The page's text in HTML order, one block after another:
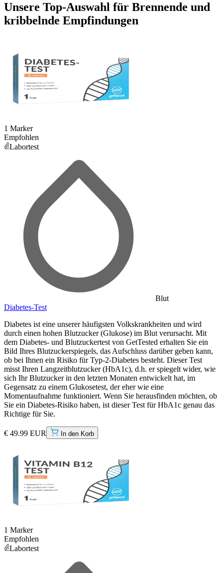
Unsere Top-Auswahl für Brennende und
kribbelnde Empfindungen
1 Marker
Empfohlen
Labortest
Blut
Diabetes-Test
Diabetes ist eine unserer häufigsten Volkskrankheiten und wird
durch einen hohen Blutzucker (Glukose) im Blut verursacht. Mit
dem Diabetes- und Blutzuckertest von GetTested erhalten Sie ein
Bild Ihres Blutzuckerspiegels, das Aufschluss darüber geben kann,
ob bei Ihnen ein Risiko für Typ-2-Diabetes besteht. Dieser Test
misst Ihren Langzeitblutzucker (HbA1c), d.h. er spiegelt wider, wie
sich Ihr Blutzucker in den letzten Monaten entwickelt hat, im
Gegensatz zu einem Glukosetest, der eher wie eine
Momentaufnahme funktioniert. Wenn Sie herausfinden möchten, ob
Sie ein Diabetes-Risiko haben, ist dieser Test für HbA1c genau das
Richtige für Sie.
€ 49.99 EUR In den Korb
1 Marker
Empfohlen
Labortest